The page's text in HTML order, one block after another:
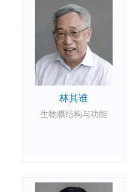
林其谁
生物膜结构与功能